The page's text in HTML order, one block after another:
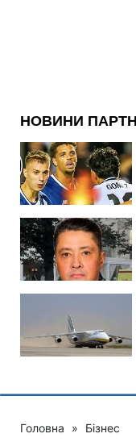
Головна » Бізнес